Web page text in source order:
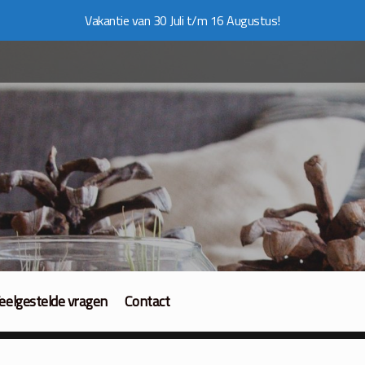
Vakantie van 30 Juli t/m 16 Augustus!
vragen Contact